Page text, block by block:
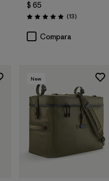
$ 65
Valoración: 4.9 / 5
(13Comentarios
)
Compara
Agregar a la
Bolsa
New